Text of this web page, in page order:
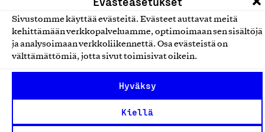
Sivustomme käyttää evästeitä. Evästeet auttavat meitä
kehittämään verkkopalveluamme, optimoimaan sen sisältöjä
ja analysoimaan verkkoliikennettä. Osa evästeistä on
välttämättömiä, jotta sivut toimisivat oikein.
Hyväksy
Kiellä
pientuotteet
Tmi Rita Saari, Tuote
Keittiö- ja kattaustuotteet